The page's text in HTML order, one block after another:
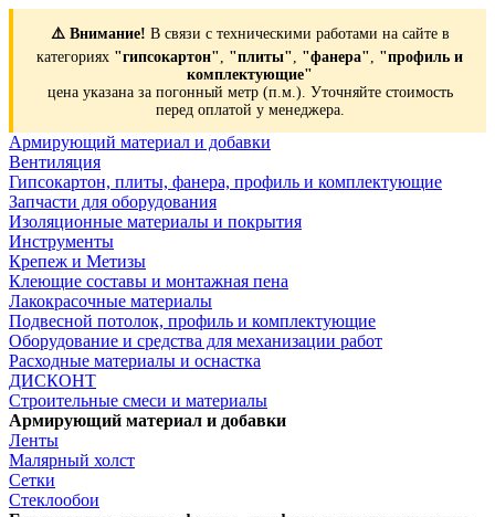
⚠️ Внимание! В связи с техническими работами на сайте в
категориях "гипсокартон", "плиты", "фанера", "профиль и
комплектующие"
цена указана за погонный метр (п.м.). Уточняйте стоимость
перед оплатой у менеджера.
Армирующий материал и добавки
Вентиляция
Гипсокартон, плиты, фанера, профиль и комплектующие
Запчасти для оборудования
Изоляционные материалы и покрытия
Инструменты
Крепеж и Метизы
Клеющие составы и монтажная пена
Лакокрасочные материалы
Подвесной потолок, профиль и комплектующие
Оборудование и средства для механизации работ
Расходные материалы и оснастка
ДИСКОНТ
Строительные смеси и материалы
Армирующий материал и добавки
Ленты
Малярный холст
Сетки
Стеклообои